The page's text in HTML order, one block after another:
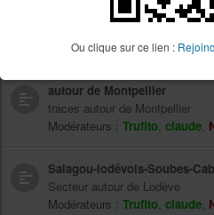
Ou clique sur ce lien :
Caroux-Naudech-Lamalou
Modérateurs : Trufito,claude,
autour de Montpellier
traces autour de Montpellier
Modérateurs : Trufito, claude,
Salagou-lodévois-Soubes-
Secteur autour de Lodève
Modérateurs : Trufito, claude,